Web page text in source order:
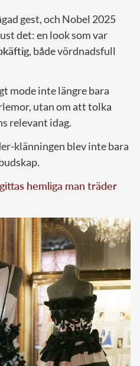
gest, och Nobel 2025
det: en look som var
, både vördnadsfull
mode inte längre bara
utan om att tolka
relevant idag.
klänningen blev inte bara
hemliga man träder